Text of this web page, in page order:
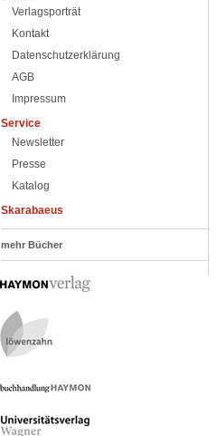
Verlagsporträt
Kontakt
Datenschutzerklärung
AGB
Impressum
Service
Newsletter
Presse
Katalog
Skarabaeus
mehr Bücher